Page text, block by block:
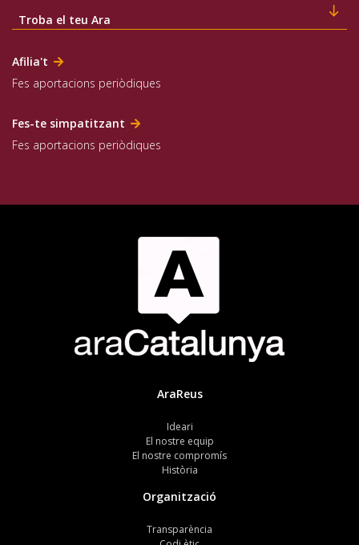
Troba el teu Ara
Afilia't
Fes aportacions periòdiques
Fes-te simpatitzant
Fes aportacions periòdiques
AraReus
Ideari
El nostre equip
El nostre compromís
Història
Organització
Transparència